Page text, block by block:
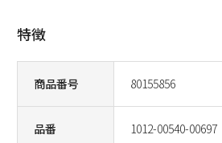
商品番号 80155856
品番 1012-00540-00697
特徴